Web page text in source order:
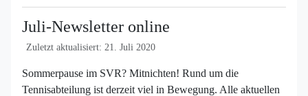
Juli-Newsletter online
Zuletzt aktualisiert: 21. Juli 2020
Sommerpause im SVR? Mitnichten! Rund um die
Tennisabteilung ist derzeit viel in Bewegung. Alle aktuellen